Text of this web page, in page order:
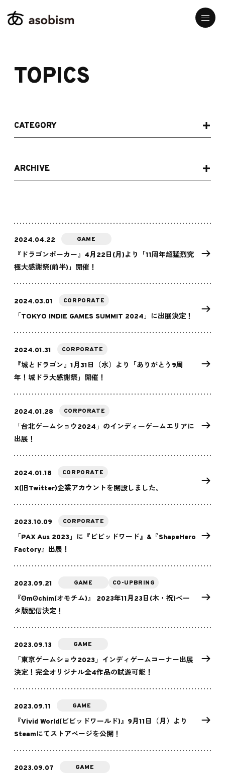
TOPICS
2024.04.22 GAME
『ドラゴンポーカー』4月22日(月)より「11周年超猛烈究
極大感謝祭(前半)」開催！
2024.03.01 CORPORATE
「TOKYO INDIE GAMES SUMMIT 2024」に出展決定！
2024.01.31 CORPORATE
『城とドラゴン』1月31日（水）より「ありがとう9周
年！城ドラ大感謝祭」開催！
2024.01.28 CORPORATE
「台北ゲームショウ2024」のインディーゲームエリアに
出展！
2024.01.18 CORPORATE
X(旧Twitter)企業アカウントを開設しました。
2023.10.09 CORPORATE
「PAX Aus 2023」に『ビビッドワード』&『ShapeHero
Factory』出展！
2023.09.21 GAME CO-UPBRING
『ʘmʘchim(オモチム)』 2023年11月23日(木・祝)ベー
タ版配信決定！
2023.09.13 GAME
「東京ゲームショウ2023」インディゲームコーナー出展
決定！完全オリジナル全4作品の試遊可能！
2023.09.11 GAME
『Vivid World(ビビッドワールド)』9月11日（月）より
Steamにてストアページを公開！
2023.09.07 GAME
CATEGORY
ARCHIVE